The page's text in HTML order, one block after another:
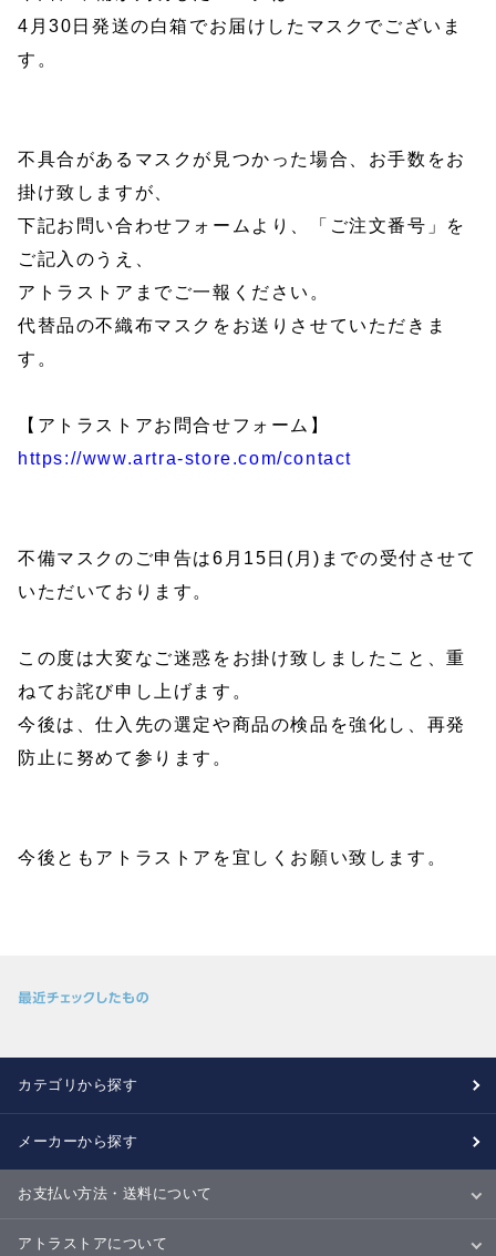
4月30日発送の白箱でお届けしたマスクでございま
す。
不具合があるマスクが見つかった場合、お手数をお
掛け致しますが、
下記お問い合わせフォームより、「ご注文番号」を
ご記入のうえ、
アトラストアまでご一報ください。
代替品の不織布マスクをお送りさせていただきま
す。
【アトラストアお問合せフォーム】
https://www.artra-store.com/contact
不備マスクのご申告は6月15日(月)までの受付させて
いただいております。
この度は大変なご迷惑をお掛け致しましたこと、重
ねてお詫び申し上げます。
今後は、仕入先の選定や商品の検品を強化し、再発
防止に努めて参ります。
今後ともアトラストアを宜しくお願い致します。
カテゴリから探す
メーカーから探す
お支払い方法・送料について
お支払い方法
送料について
配送・納期
キャンセル・返品・交換について
アトラストアについて